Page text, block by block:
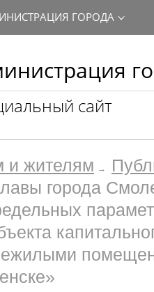
сайт
ГОРОДА
и жителям
города